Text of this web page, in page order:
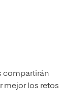
compartirán
mejor los retos